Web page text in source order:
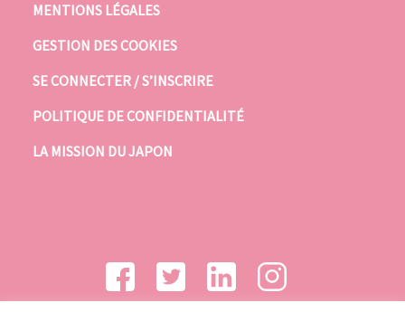
MENTIONS LÉGALES
GESTION DES COOKIES
SE CONNECTER / S’INSCRIRE
POLITIQUE DE CONFIDENTIALITÉ
LA MISSION DU JAPON